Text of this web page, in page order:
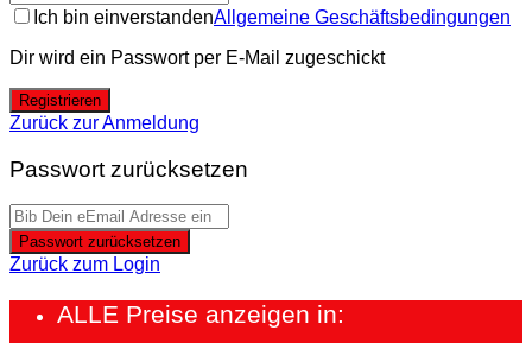
Ich bin einverstandenAllgemeine Geschäftsbedingungen
Dir wird ein Passwort per E-Mail zugeschickt
Registrieren
Zurück zur Anmeldung
Passwort zurücksetzen
Passwort zurücksetzen
Zurück zum Login
ALLE Preise anzeigen in: